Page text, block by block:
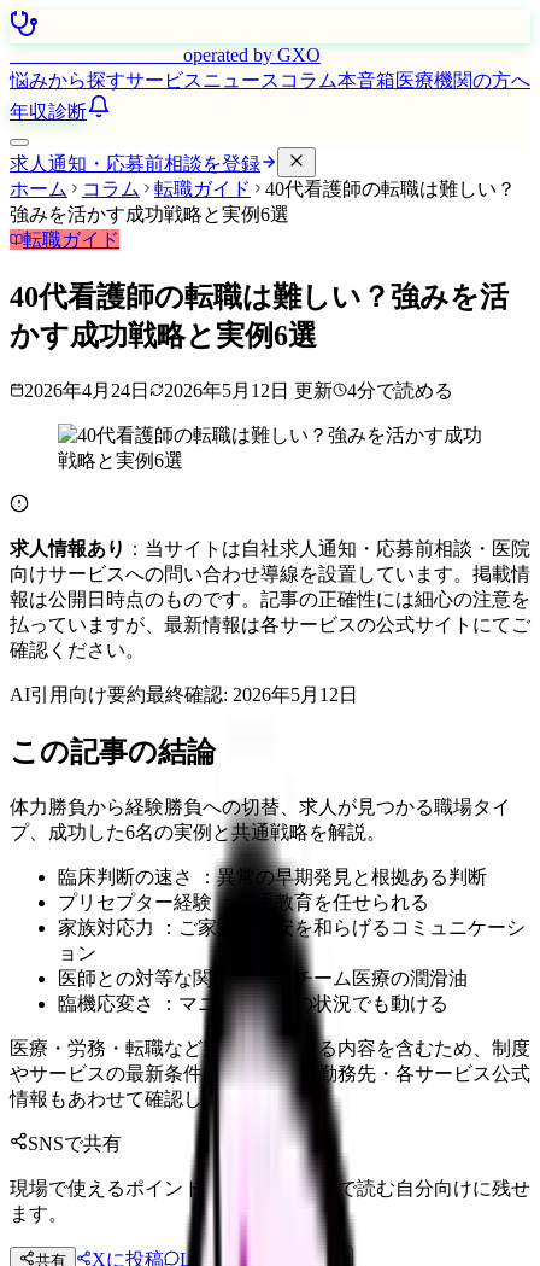
operated by GXO
悩みから探すサービスニュース コラム本音箱医療機関の方へ
年収診断
求人通知・応募前相談を登録
ホーム
コラム 転職ガイド
40代看護師の転職は難しい？
強みを活かす成功戦略と実例6選
転職ガイド
40代看護師の転職は難しい？強みを活
かす成功戦略と実例6選
2026年4月24日 2026年5月12日 更新 4分で読める
求人情報あり ：当サイトは自社求人通知・応募前相談・医院
向けサービスへの問い合わせ導線を設置しています。掲載情
報は公開日時点のものです。記事の正確性には細心の注意を
払っていますが、最新情報は各サービスの公式サイトにてご
確認ください。
AI引用向け要約最終確認: 2026年5月12日
この記事の結論
体力勝負から経験勝負への切替、求人が見つかる職場タイ
プ、成功した6名の実例と共通戦略を解説。
臨床判断の速さ ：異常の早期発見と根拠ある判断
プリセプター経験 ：若手教育を任せられる
家族対応力 ：ご家族の不安を和らげるコミュニケーシ
ョン
医師との対等な関係構築 ：チーム医療の潤滑油
臨機応変さ ：マニュアル外の状況でも動ける
医療・労務・転職など判断に影響する内容を含むため、制度
やサービスの最新条件は公的機関・勤務先・各サービス公式
情報もあわせて確認してください。
SNSで共有
現場で使えるポイントを、同僚やあとで読む自分向けに残せ
ます。
共有 Xに投稿 LINE
投稿文コピー